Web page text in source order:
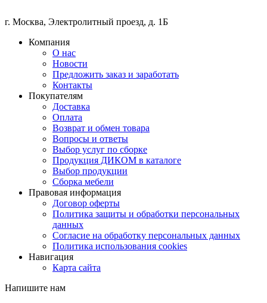
г. Москва, Электролитный проезд, д. 1Б
Компания
О нас
Новости
Предложить заказ и заработать
Контакты
Покупателям
Доставка
Оплата
Возврат и обмен товара
Вопросы и ответы
Выбор услуг по сборке
Продукция ДИКОМ в каталоге
Выбор продукции
Сборка мебели
Правовая информация
Договор оферты
Политика защиты и обработки персональных
данных
Согласие на обработку персональных данных
Политика использования cookies
Навигация
Карта сайта
Напишите нам